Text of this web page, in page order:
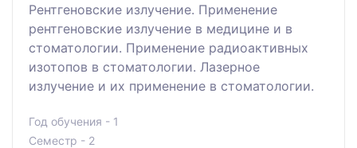
Рентгеновские излучение. Применение
рентгеновские излучение в медицине и в
стоматологии. Применение радиоактивных
изотопов в стоматологии. Лазерное
излучение и их применение в стоматологии.
Год обучения - 1
Семестр - 2